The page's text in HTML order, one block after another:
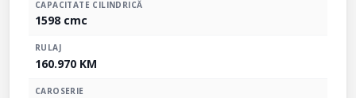
CAPACITATE CILINDRICĂ
1598 cmc
RULAJ
160.970 KM
CAROSERIE